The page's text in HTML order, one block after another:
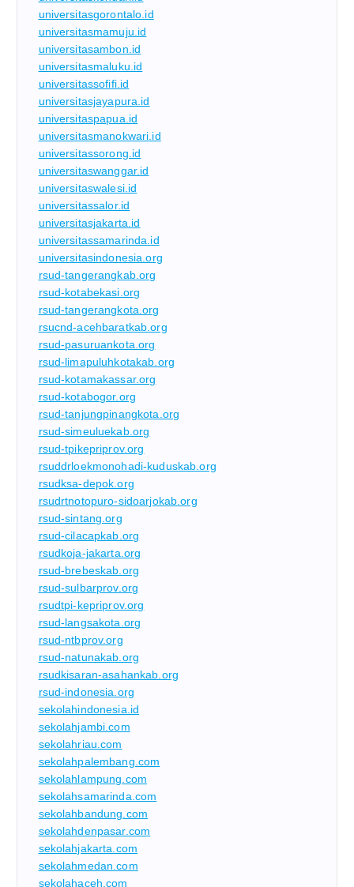
universitasgorontalo.id
universitasmamuju.id
universitasambon.id
universitasmaluku.id
universitassofifi.id
universitasjayapura.id
universitaspapua.id
universitasmanokwari.id
universitassorong.id
universitaswanggar.id
universitaswalesi.id
universitassalor.id
universitasjakarta.id
universitassamarinda.id
universitasindonesia.org
rsud-tangerangkab.org
rsud-kotabekasi.org
rsud-tangerangkota.org
rsucnd-acehbaratkab.org
rsud-pasuruankota.org
rsud-limapuluhkotakab.org
rsud-kotamakassar.org
rsud-kotabogor.org
rsud-tanjungpinangkota.org
rsud-simeuluekab.org
rsud-tpikepriprov.org
rsuddrloekmonohadi-kuduskab.org
rsudksa-depok.org
rsudrtnotopuro-sidoarjokab.org
rsud-sintang.org
rsud-cilacapkab.org
rsudkoja-jakarta.org
rsud-brebeskab.org
rsud-sulbarprov.org
rsudtpi-kepriprov.org
rsud-langsakota.org
rsud-ntbprov.org
rsud-natunakab.org
rsudkisaran-asahankab.org
rsud-indonesia.org
sekolahindonesia.id
sekolahjambi.com
sekolahriau.com
sekolahpalembang.com
sekolahlampung.com
sekolahsamarinda.com
sekolahbandung.com
sekolahdenpasar.com
sekolahjakarta.com
sekolahmedan.com
sekolahaceh.com